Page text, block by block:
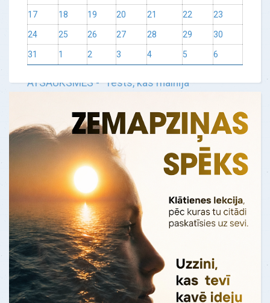
ATSAUKSMES - "Tests, kas mainīja
Pirms testa es jutos, kā "vāvere ritenī".
Es nejauši uzdūros uz kaut kādu
Oksfordas personas analīzes testu. Kad
es to izpild…
Uzzināt vairāk
17 18 19 20 21 22 23
24 25 26 27 28 29 30
31 1 2 3 4 5 6